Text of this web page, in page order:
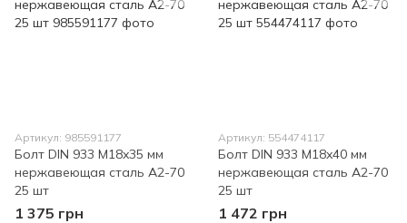
Артикул: 985591177
Болт DIN 933 M18x35 мм
нержавеющая сталь A2-70
25 шт
1 375 грн
Артикул: 554474117
Болт DIN 933 M18x40 мм
нержавеющая сталь A2-70
25 шт
1 472 грн